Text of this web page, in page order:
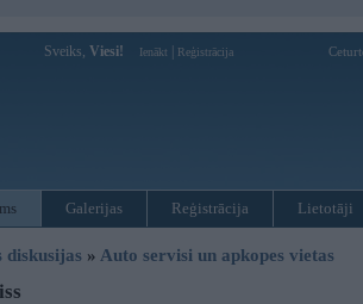
Sveiks, Viesi! Ienākt Reģistrācija
Galerijas Reģistrācija Lietotāji
diskusijas » Auto servisi un apkopes vietas